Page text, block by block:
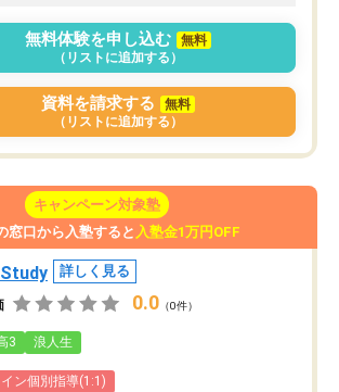
無料体験を申し込む
無料
（リストに追加する）
資料を請求する
無料
（リストに追加する）
キャンペーン対象塾
窓口から入塾すると 入塾金1万円OFF
詳しく見る
0.0 （0件）
3 浪人生
ン個別指導(1:1)